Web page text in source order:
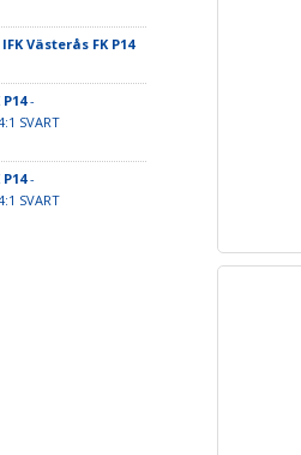
IFK Västerås FK P14
-
SVART
-
SVART